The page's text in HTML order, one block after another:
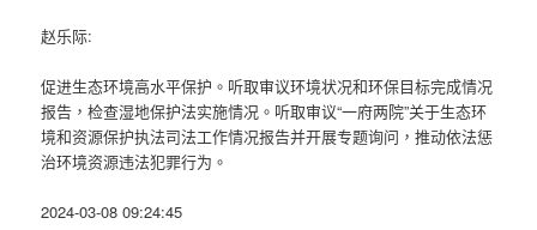
赵乐际:
促进生态环境高水平保护。听取审议环境状况和环保目标完成情况
报告，检查湿地保护法实施情况。听取审议“一府两院”关于生态环
境和资源保护执法司法工作情况报告并开展专题询问，推动依法惩
治环境资源违法犯罪行为。
2024-03-08 09:24:45